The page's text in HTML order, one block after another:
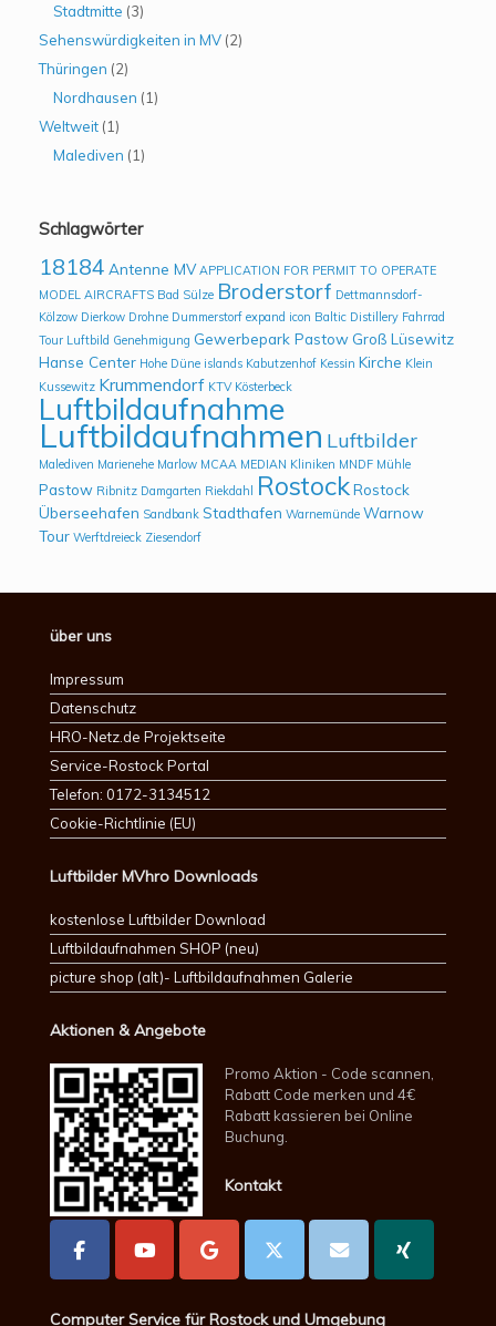
Stadtmitte (3)
Sehenswürdigkeiten in MV (2)
Thüringen (2)
Nordhausen (1)
Weltweit (1)
Malediven (1)
Schlagwörter
18184 Antenne MV APPLICATION FOR PERMIT TO OPERATE
MODEL AIRCRAFTS Bad Sülze Broderstorf Dettmannsdorf-
Kölzow Dierkow Drohne Dummerstorf expand icon Baltic Distillery Fahrrad
Tour Luftbild Genehmigung Gewerbepark Pastow Groß Lüsewitz
Hanse Center Hohe Düne islands Kabutzenhof Kessin Kirche Klein
Kussewitz Krummendorf KTV Kösterbeck
Luftbildaufnahme
Luftbildaufnahmen Luftbilder
Malediven Marienehe Marlow MCAA MEDIAN Kliniken MNDF Mühle
Pastow Ribnitz Damgarten Riekdahl RostockRostock
Überseehafen Sandbank Stadthafen Warnemünde Warnow
Tour Werftdreieck Ziesendorf
über uns
Impressum
Datenschutz
HRO-Netz.de Projektseite
Service-Rostock Portal
Telefon: 0172-3134512
Cookie-Richtlinie (EU)
Luftbilder MVhro Downloads
kostenlose Luftbilder Download
Luftbildaufnahmen SHOP (neu)
picture shop (alt)- Luftbildaufnahmen Galerie
Aktionen & Angebote
Promo Aktion - Code scannen,
Rabatt Code merken und 4€
Rabatt kassieren bei Online
Buchung.
Kontakt
Computer Service für Rostock und Umgebung